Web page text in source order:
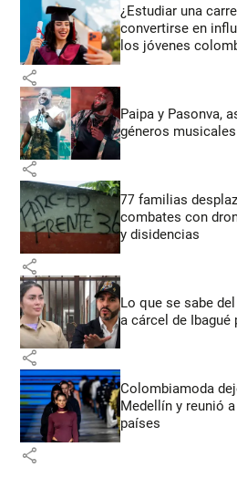
¿Estudiar una
convertirse en
los jóvenes
share
Paipa y Pasonva,
géneros
share
77 familias
combates con
y disidencias
share
Lo que se sabe
a cárcel de
share
Colombiamoda
Medellín y reunió
países
share